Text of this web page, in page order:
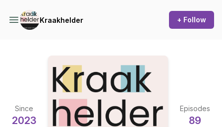
Kraakhelder + Follow
Since
2023
Episodes
89